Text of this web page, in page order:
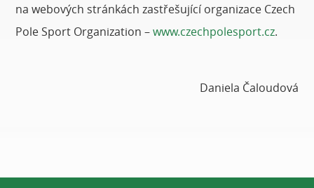
na webových stránkách zastřešující organizace Czech
Pole Sport Organization –www.czechpolesport.cz.
Daniela Čaloudová